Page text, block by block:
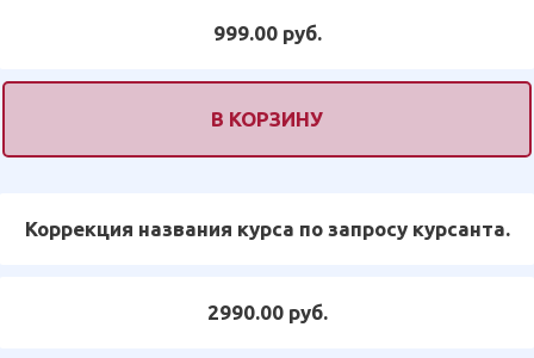
999.00 руб.
В КОРЗИНУ
Коррекция названия курса по запросу курсанта.
2990.00 руб.